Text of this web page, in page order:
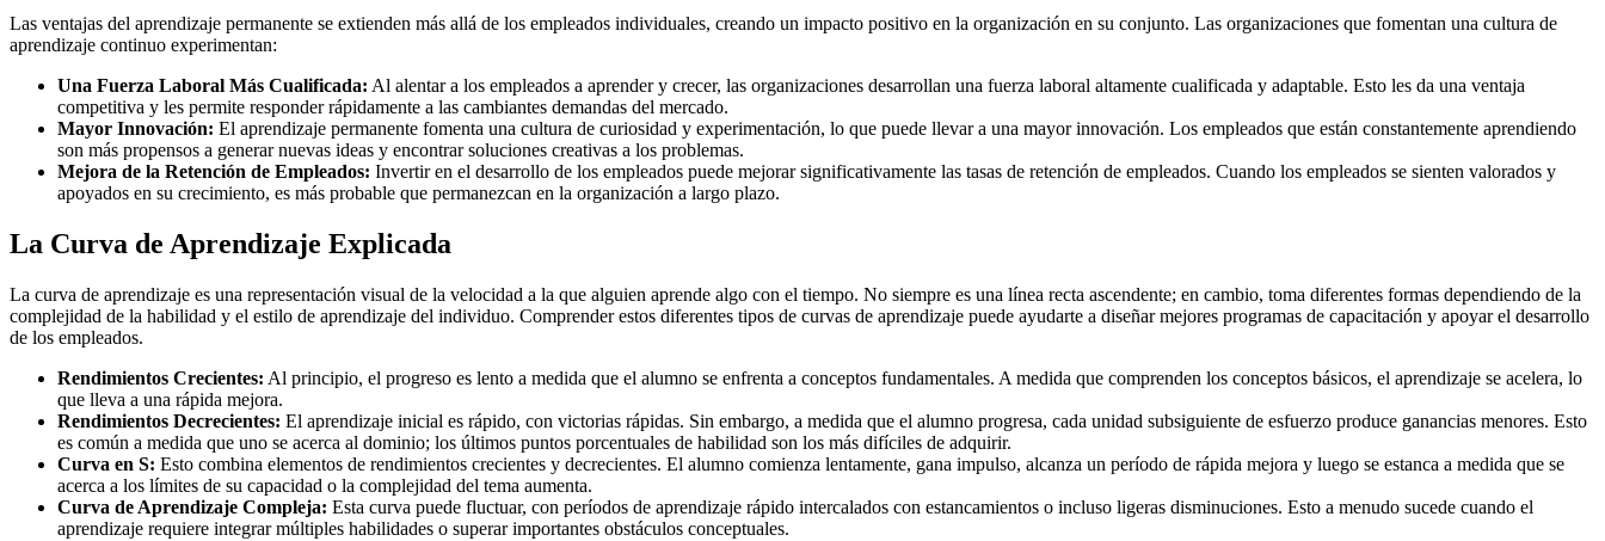
Las ventajas del aprendizaje permanente se extienden más allá de los empleados individuales, creando un impacto positivo en la organización en su conjunto. Las organizaciones que fomentan una cultura de
aprendizaje continuo experimentan:
Una Fuerza Laboral Más Cualificada: Al alentar a los empleados a aprender y crecer, las organizaciones desarrollan una fuerza laboral altamente cualificada y adaptable. Esto les da una ventaja
competitiva y les permite responder rápidamente a las cambiantes demandas del mercado.
Mayor Innovación: El aprendizaje permanente fomenta una cultura de curiosidad y experimentación, lo que puede llevar a una mayor innovación. Los empleados que están constantemente aprendiendo
son más propensos a generar nuevas ideas y encontrar soluciones creativas a los problemas.
Mejora de la Retención de Empleados: Invertir en el desarrollo de los empleados puede mejorar significativamente las tasas de retención de empleados. Cuando los empleados se sienten valorados y
apoyados en su crecimiento, es más probable que permanezcan en la organización a largo plazo.
La Curva de Aprendizaje Explicada
La curva de aprendizaje es una representación visual de la velocidad a la que alguien aprende algo con el tiempo. No siempre es una línea recta ascendente; en cambio, toma diferentes formas dependiendo de la
complejidad de la habilidad y el estilo de aprendizaje del individuo. Comprender estos diferentes tipos de curvas de aprendizaje puede ayudarte a diseñar mejores programas de capacitación y apoyar el desarrollo
de los empleados.
Rendimientos Crecientes: Al principio, el progreso es lento a medida que el alumno se enfrenta a conceptos fundamentales. A medida que comprenden los conceptos básicos, el aprendizaje se acelera, lo
que lleva a una rápida mejora.
Rendimientos Decrecientes: El aprendizaje inicial es rápido, con victorias rápidas. Sin embargo, a medida que el alumno progresa, cada unidad subsiguiente de esfuerzo produce ganancias menores. Esto
es común a medida que uno se acerca al dominio; los últimos puntos porcentuales de habilidad son los más difíciles de adquirir.
Curva en S: Esto combina elementos de rendimientos crecientes y decrecientes. El alumno comienza lentamente, gana impulso, alcanza un período de rápida mejora y luego se estanca a medida que se
acerca a los límites de su capacidad o la complejidad del tema aumenta.
Curva de Aprendizaje Compleja: Esta curva puede fluctuar, con períodos de aprendizaje rápido intercalados con estancamientos o incluso ligeras disminuciones. Esto a menudo sucede cuando el
aprendizaje requiere integrar múltiples habilidades o superar importantes obstáculos conceptuales.